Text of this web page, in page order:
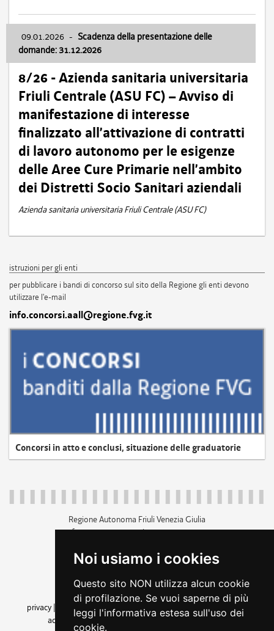
Noi usiamo i cookies
Questo sito NON utilizza alcun cookie
di profilazione. Se vuoi saperne di più
leggi l'informativa estesa sull'uso dei
cookie.
09.01.2026 - Scadenza della presentazione delle
domande: 31.12.2026
8/26 - Azienda sanitaria universitaria
Friuli Centrale (ASU FC) – Avviso di
manifestazione di interesse
finalizzato all’attivazione di contratti
di lavoro autonomo per le esigenze
delle Aree Cure Primarie nell’ambito
dei Distretti Socio Sanitari aziendali
Azienda sanitaria universitaria Friuli Centrale (ASU FC)
istruzioni per gli enti
per pubblicare i bandi di concorso sul sito della Regione gli enti devono
utilizzare l'e-mail
info.concorsi.aall@regione.fvg.it
Concorsi in atto e conclusi, situazione delle graduatorie
Regione Autonoma Friuli Venezia Giulia
c.f. 80014930327; p.iva 00526040324
+39 040 3771111
amministrazione trasparente
privacy
cookie |note legali accessibilità
dichiarazione di
accessibilità| feedback cambio preferenze cookie